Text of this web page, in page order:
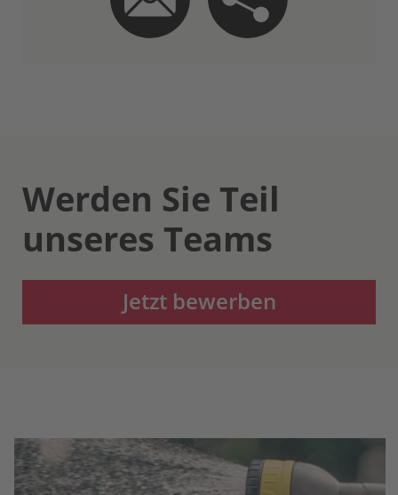
Werden Sie Teil
unseres Teams
Jetzt bewerben